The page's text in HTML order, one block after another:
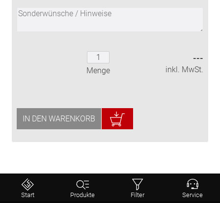
Menge
---
inkl. MwSt.
IN DEN WARENKORB
Start Produkte Filter Service